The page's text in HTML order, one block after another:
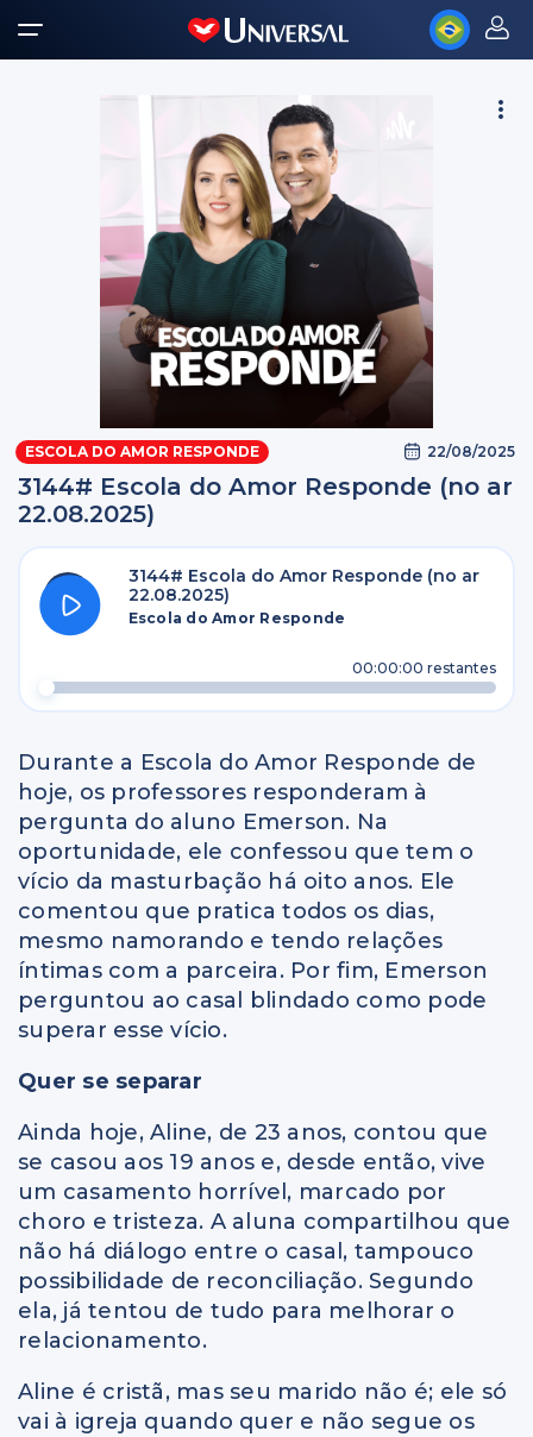
ESCOLA DO AMOR RESPONDE 22/08/2025
3144# Escola do Amor Responde (no ar
22.08.2025)
3144# Escola do Amor Responde (no ar
22.08.2025)
Escola do Amor Responde
00:00:00 restantes
Durante a Escola do Amor Responde de
hoje, os professores responderam à
pergunta do aluno Emerson. Na
oportunidade, ele confessou que tem o
vício da masturbação há oito anos. Ele
comentou que pratica todos os dias,
mesmo namorando e tendo relações
íntimas com a parceira. Por fim, Emerson
perguntou ao casal blindado como pode
superar esse vício.
Quer se separar
Ainda hoje, Aline, de 23 anos, contou que
se casou aos 19 anos e, desde então, vive
um casamento horrível, marcado por
choro e tristeza. A aluna compartilhou que
não há diálogo entre o casal, tampouco
possibilidade de reconciliação. Segundo
ela, já tentou de tudo para melhorar o
relacionamento.
Aline é cristã, mas seu marido não é; ele só
vai à igreja quando quer e não segue os